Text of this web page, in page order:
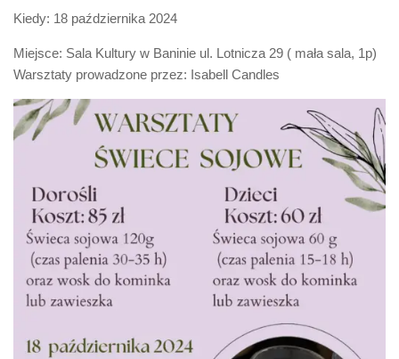
Kiedy: 18 października 2024
Miejsce: Sala Kultury w Baninie ul. Lotnicza 29 ( mała sala, 1p)
Warsztaty prowadzone przez: Isabell Candles